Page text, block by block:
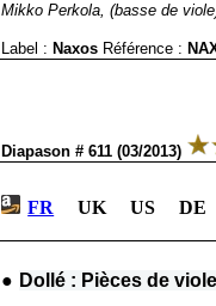
Mikko Perkola, (basse de
Label : Naxos Référence :
Diapason # 611 (03/2013)
FR UK US
● Dollé : Pièces de